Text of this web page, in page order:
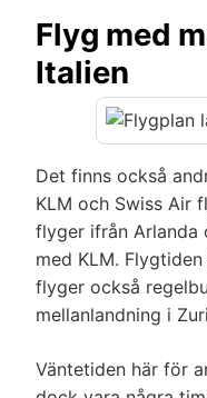
Flyg med
Italien
Det finns också
KLM och Swiss Air
flyger ifrån Arlanda
med KLM.
flyger också
mellanlandning i
Väntetiden här för